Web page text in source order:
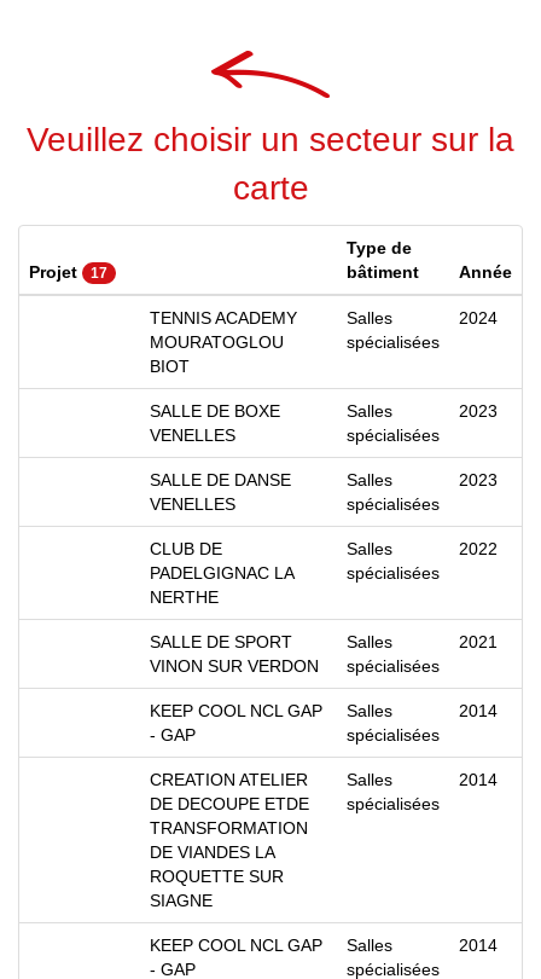
Veuillez choisir un secteur sur la
carte
Projet 17
Type de
bâtiment
Année
TENNIS ACADEMY
MOURATOGLOU
BIOT
Salles
spécialisées
2024
SALLE DE BOXE
VENELLES
Salles
spécialisées
2023
SALLE DE DANSE
VENELLES
Salles
spécialisées
2023
CLUB DE
PADELGIGNAC LA
NERTHE
Salles
spécialisées
2022
SALLE DE SPORT
VINON SUR VERDON
Salles
spécialisées
2021
KEEP COOL NCL GAP
- GAP
Salles
spécialisées
2014
CREATION ATELIER
DE DECOUPE ETDE
TRANSFORMATION
DE VIANDES LA
ROQUETTE SUR
SIAGNE
Salles
spécialisées
2014
KEEP COOL NCL GAP
- GAP
Salles
spécialisées
2014